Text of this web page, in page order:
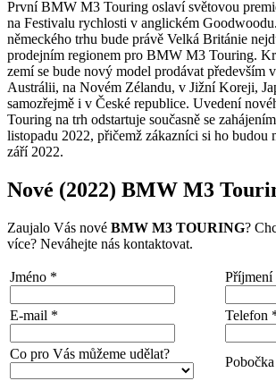
První BMW M3 Touring oslaví světovou
na Festivalu rychlosti v anglickém
německého trhu bude právě Velká Británie
prodejním regionem pro BMW M3 Touring.
zemí se bude nový model prodávat především
Austrálii, na Novém Zélandu, v Jižní Koreji,
samozřejmě i v České republice. Uvedení
Touring na trh odstartuje současně se
listopadu 2022, přičemž zákazníci si ho budou
září 2022.
Nové (2022) BMW M3
Zaujalo Vás nové BMW M3 TOURING?
více? Neváhejte nás kontaktovat.
Jméno * Příjmení
E-mail * Telefon
Co pro Vás můžeme udělat?
Pobočka